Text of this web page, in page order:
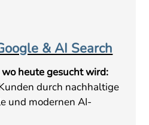
& AI Search
heute gesucht wird:
durch nachhaltige
und modernen AI-